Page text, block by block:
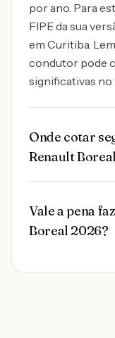
por ano. Para
FIPE da sua
em Curitiba.
condutor pode
significativas no
Onde cotar
Renault
Vale a pena
Boreal 2026?